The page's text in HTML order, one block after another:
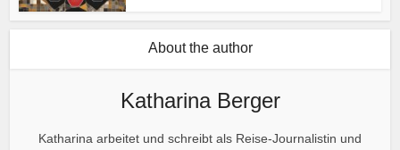
About the author
Katharina Berger
Katharina arbeitet und schreibt als Reise-Journalistin und